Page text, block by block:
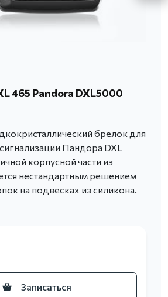
465 Pandora DXL5000
брелок для
Пандора DXL
корпусной части из
нестандартным решением
на подвесках из силикона.
Записаться